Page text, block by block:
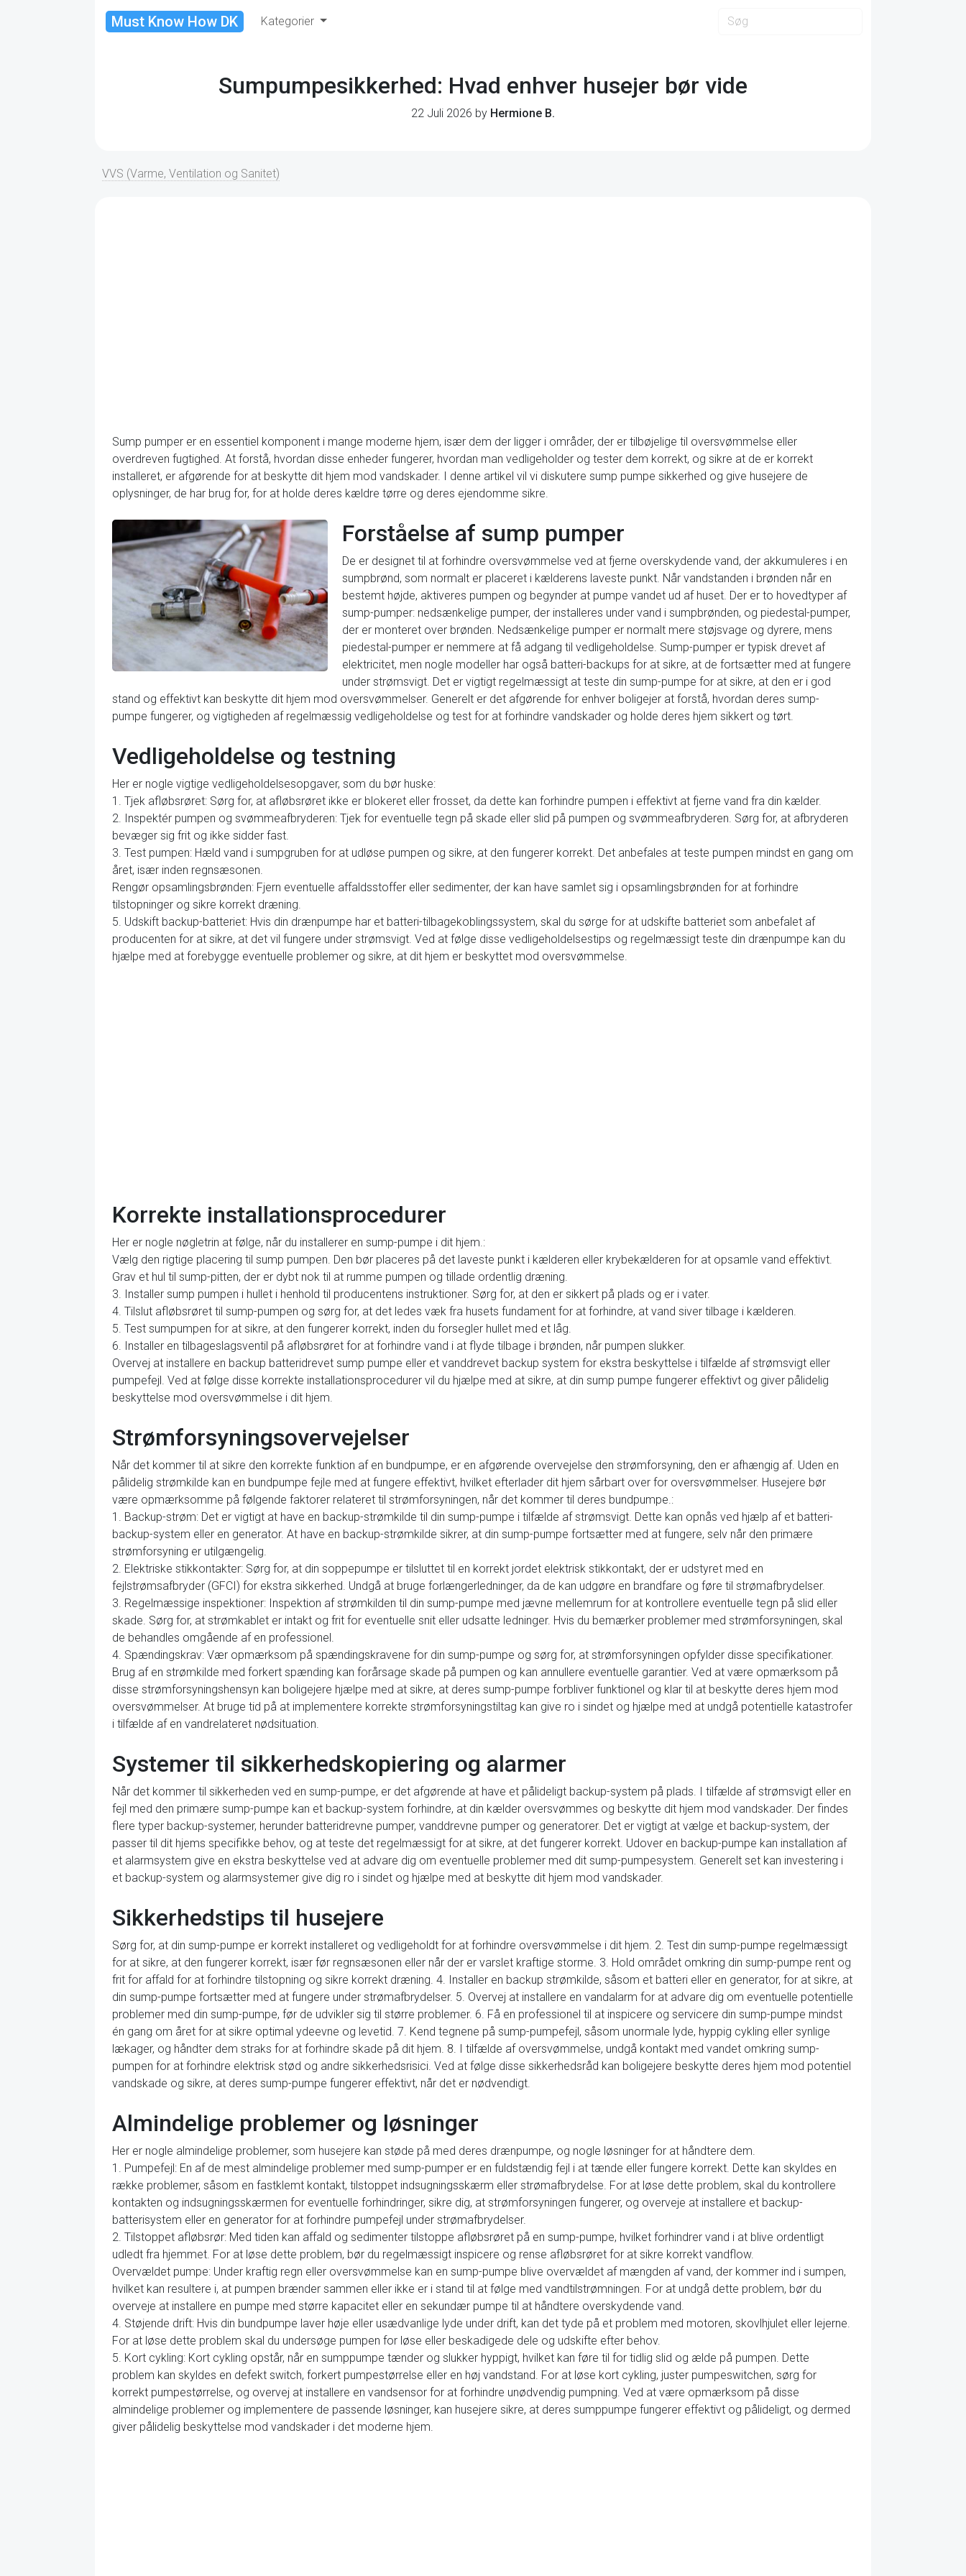
Must Know How DK Kategorier
Sumpumpesikkerhed: Hvad enhver husejer bør vide
22 Juli 2026 by Hermione B.
VVS (Varme, Ventilation og Sanitet)
Sump pumper er en essentiel komponent i mange moderne hjem, især dem der ligger i områder, der er tilbøjelige til oversvømmelse eller
overdreven fugtighed. At forstå, hvordan disse enheder fungerer, hvordan man vedligeholder og tester dem korrekt, og sikre at de er korrekt
installeret, er afgørende for at beskytte dit hjem mod vandskader. I denne artikel vil vi diskutere sump pumpe sikkerhed og give husejere de
oplysninger, de har brug for, for at holde deres kældre tørre og deres ejendomme sikre.
Forståelse af sump pumper
De er designet til at forhindre oversvømmelse ved at fjerne overskydende vand, der akkumuleres i en
sumpbrønd, som normalt er placeret i kælderens laveste punkt. Når vandstanden i brønden når en
bestemt højde, aktiveres pumpen og begynder at pumpe vandet ud af huset. Der er to hovedtyper af
sump-pumper: nedsænkelige pumper, der installeres under vand i sumpbrønden, og piedestal-pumper,
der er monteret over brønden. Nedsænkelige pumper er normalt mere støjsvage og dyrere, mens
piedestal-pumper er nemmere at få adgang til vedligeholdelse. Sump-pumper er typisk drevet af
elektricitet, men nogle modeller har også batteri-backups for at sikre, at de fortsætter med at fungere
under strømsvigt. Det er vigtigt regelmæssigt at teste din sump-pumpe for at sikre, at den er i god
stand og effektivt kan beskytte dit hjem mod oversvømmelser. Generelt er det afgørende for enhver boligejer at forstå, hvordan deres sump-
pumpe fungerer, og vigtigheden af regelmæssig vedligeholdelse og test for at forhindre vandskader og holde deres hjem sikkert og tørt.
Vedligeholdelse og testning
Her er nogle vigtige vedligeholdelsesopgaver, som du bør huske:
1. Tjek afløbsrøret: Sørg for, at afløbsrøret ikke er blokeret eller frosset, da dette kan forhindre pumpen i effektivt at fjerne vand fra din kælder.
2. Inspektér pumpen og svømmeafbryderen: Tjek for eventuelle tegn på skade eller slid på pumpen og svømmeafbryderen. Sørg for, at afbryderen
bevæger sig frit og ikke sidder fast.
3. Test pumpen: Hæld vand i sumpgruben for at udløse pumpen og sikre, at den fungerer korrekt. Det anbefales at teste pumpen mindst en gang om
året, især inden regnsæsonen.
Rengør opsamlingsbrønden: Fjern eventuelle affaldsstoffer eller sedimenter, der kan have samlet sig i opsamlingsbrønden for at forhindre
tilstopninger og sikre korrekt dræning.
5. Udskift backup-batteriet: Hvis din drænpumpe har et batteri-tilbagekoblingssystem, skal du sørge for at udskifte batteriet som anbefalet af
producenten for at sikre, at det vil fungere under strømsvigt. Ved at følge disse vedligeholdelsestips og regelmæssigt teste din drænpumpe kan du
hjælpe med at forebygge eventuelle problemer og sikre, at dit hjem er beskyttet mod oversvømmelse.
Korrekte installationsprocedurer
Her er nogle nøgletrin at følge, når du installerer en sump-pumpe i dit hjem.:
Vælg den rigtige placering til sump pumpen. Den bør placeres på det laveste punkt i kælderen eller krybekælderen for at opsamle vand effektivt.
Grav et hul til sump-pitten, der er dybt nok til at rumme pumpen og tillade ordentlig dræning.
3. Installer sump pumpen i hullet i henhold til producentens instruktioner. Sørg for, at den er sikkert på plads og er i vater.
4. Tilslut afløbsrøret til sump-pumpen og sørg for, at det ledes væk fra husets fundament for at forhindre, at vand siver tilbage i kælderen.
5. Test sumpumpen for at sikre, at den fungerer korrekt, inden du forsegler hullet med et låg.
6. Installer en tilbageslagsventil på afløbsrøret for at forhindre vand i at flyde tilbage i brønden, når pumpen slukker.
Overvej at installere en backup batteridrevet sump pumpe eller et vanddrevet backup system for ekstra beskyttelse i tilfælde af strømsvigt eller
pumpefejl. Ved at følge disse korrekte installationsprocedurer vil du hjælpe med at sikre, at din sump pumpe fungerer effektivt og giver pålidelig
beskyttelse mod oversvømmelse i dit hjem.
Strømforsyningsovervejelser
Når det kommer til at sikre den korrekte funktion af en bundpumpe, er en afgørende overvejelse den strømforsyning, den er afhængig af. Uden en
pålidelig strømkilde kan en bundpumpe fejle med at fungere effektivt, hvilket efterlader dit hjem sårbart over for oversvømmelser. Husejere bør
være opmærksomme på følgende faktorer relateret til strømforsyningen, når det kommer til deres bundpumpe.:
1. Backup-strøm: Det er vigtigt at have en backup-strømkilde til din sump-pumpe i tilfælde af strømsvigt. Dette kan opnås ved hjælp af et batteri-
backup-system eller en generator. At have en backup-strømkilde sikrer, at din sump-pumpe fortsætter med at fungere, selv når den primære
strømforsyning er utilgængelig.
2. Elektriske stikkontakter: Sørg for, at din soppepumpe er tilsluttet til en korrekt jordet elektrisk stikkontakt, der er udstyret med en
fejlstrømsafbryder (GFCI) for ekstra sikkerhed. Undgå at bruge forlængerledninger, da de kan udgøre en brandfare og føre til strømafbrydelser.
3. Regelmæssige inspektioner: Inspektion af strømkilden til din sump-pumpe med jævne mellemrum for at kontrollere eventuelle tegn på slid eller
skade. Sørg for, at strømkablet er intakt og frit for eventuelle snit eller udsatte ledninger. Hvis du bemærker problemer med strømforsyningen, skal
de behandles omgående af en professionel.
4. Spændingskrav: Vær opmærksom på spændingskravene for din sump-pumpe og sørg for, at strømforsyningen opfylder disse specifikationer.
Brug af en strømkilde med forkert spænding kan forårsage skade på pumpen og kan annullere eventuelle garantier. Ved at være opmærksom på
disse strømforsyningshensyn kan boligejere hjælpe med at sikre, at deres sump-pumpe forbliver funktionel og klar til at beskytte deres hjem mod
oversvømmelser. At bruge tid på at implementere korrekte strømforsyningstiltag kan give ro i sindet og hjælpe med at undgå potentielle katastrofer
i tilfælde af en vandrelateret nødsituation.
Systemer til sikkerhedskopiering og alarmer
Når det kommer til sikkerheden ved en sump-pumpe, er det afgørende at have et pålideligt backup-system på plads. I tilfælde af strømsvigt eller en
fejl med den primære sump-pumpe kan et backup-system forhindre, at din kælder oversvømmes og beskytte dit hjem mod vandskader. Der findes
flere typer backup-systemer, herunder batteridrevne pumper, vanddrevne pumper og generatorer. Det er vigtigt at vælge et backup-system, der
passer til dit hjems specifikke behov, og at teste det regelmæssigt for at sikre, at det fungerer korrekt. Udover en backup-pumpe kan installation af
et alarmsystem give en ekstra beskyttelse ved at advare dig om eventuelle problemer med dit sump-pumpesystem. Generelt set kan investering i
et backup-system og alarmsystemer give dig ro i sindet og hjælpe med at beskytte dit hjem mod vandskader.
Sikkerhedstips til husejere
Sørg for, at din sump-pumpe er korrekt installeret og vedligeholdt for at forhindre oversvømmelse i dit hjem. 2. Test din sump-pumpe regelmæssigt
for at sikre, at den fungerer korrekt, især før regnsæsonen eller når der er varslet kraftige storme. 3. Hold området omkring din sump-pumpe rent og
frit for affald for at forhindre tilstopning og sikre korrekt dræning. 4. Installer en backup strømkilde, såsom et batteri eller en generator, for at sikre, at
din sump-pumpe fortsætter med at fungere under strømafbrydelser. 5. Overvej at installere en vandalarm for at advare dig om eventuelle potentielle
problemer med din sump-pumpe, før de udvikler sig til større problemer. 6. Få en professionel til at inspicere og servicere din sump-pumpe mindst
én gang om året for at sikre optimal ydeevne og levetid. 7. Kend tegnene på sump-pumpefejl, såsom unormale lyde, hyppig cykling eller synlige
lækager, og håndter dem straks for at forhindre skade på dit hjem. 8. I tilfælde af oversvømmelse, undgå kontakt med vandet omkring sump-
pumpen for at forhindre elektrisk stød og andre sikkerhedsrisici. Ved at følge disse sikkerhedsråd kan boligejere beskytte deres hjem mod potentiel
vandskade og sikre, at deres sump-pumpe fungerer effektivt, når det er nødvendigt.
Almindelige problemer og løsninger
Her er nogle almindelige problemer, som husejere kan støde på med deres drænpumpe, og nogle løsninger for at håndtere dem.
1. Pumpefejl: En af de mest almindelige problemer med sump-pumper er en fuldstændig fejl i at tænde eller fungere korrekt. Dette kan skyldes en
række problemer, såsom en fastklemt kontakt, tilstoppet indsugningsskærm eller strømafbrydelse. For at løse dette problem, skal du kontrollere
kontakten og indsugningsskærmen for eventuelle forhindringer, sikre dig, at strømforsyningen fungerer, og overveje at installere et backup-
batterisystem eller en generator for at forhindre pumpefejl under strømafbrydelser.
2. Tilstoppet afløbsrør: Med tiden kan affald og sedimenter tilstoppe afløbsrøret på en sump-pumpe, hvilket forhindrer vand i at blive ordentligt
udledt fra hjemmet. For at løse dette problem, bør du regelmæssigt inspicere og rense afløbsrøret for at sikre korrekt vandflow.
Overvældet pumpe: Under kraftig regn eller oversvømmelse kan en sump-pumpe blive overvældet af mængden af vand, der kommer ind i sumpen,
hvilket kan resultere i, at pumpen brænder sammen eller ikke er i stand til at følge med vandtilstrømningen. For at undgå dette problem, bør du
overveje at installere en pumpe med større kapacitet eller en sekundær pumpe til at håndtere overskydende vand.
4. Støjende drift: Hvis din bundpumpe laver høje eller usædvanlige lyde under drift, kan det tyde på et problem med motoren, skovlhjulet eller lejerne.
For at løse dette problem skal du undersøge pumpen for løse eller beskadigede dele og udskifte efter behov.
5. Kort cykling: Kort cykling opstår, når en sumppumpe tænder og slukker hyppigt, hvilket kan føre til for tidlig slid og ælde på pumpen. Dette
problem kan skyldes en defekt switch, forkert pumpestørrelse eller en høj vandstand. For at løse kort cykling, juster pumpeswitchen, sørg for
korrekt pumpestørrelse, og overvej at installere en vandsensor for at forhindre unødvendig pumpning. Ved at være opmærksom på disse
almindelige problemer og implementere de passende løsninger, kan husejere sikre, at deres sumppumpe fungerer effektivt og pålideligt, og dermed
giver pålidelig beskyttelse mod vandskader i det moderne hjem.